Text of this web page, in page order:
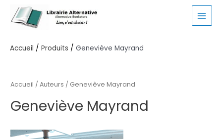
contenu
Accueil Produits Geneviève Mayrand
Accueil / Auteurs / Geneviève Mayrand
Geneviève Mayrand